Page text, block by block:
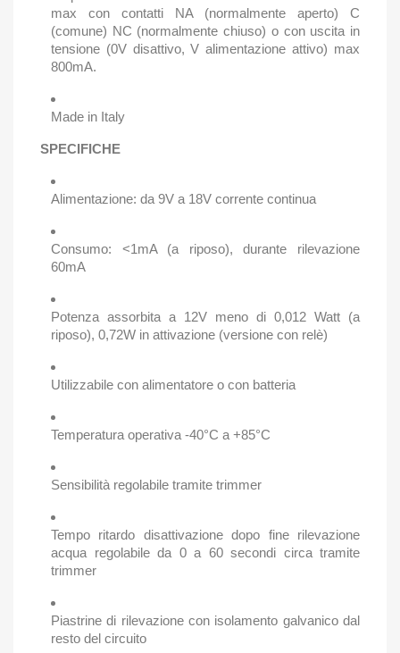
max con contatti NA (normalmente aperto) C
(comune) NC (normalmente chiuso) o con uscita in
tensione (0V disattivo, V alimentazione attivo) max
800mA.
Made in Italy
SPECIFICHE
Alimentazione: da 9V a 18V corrente continua
Consumo: <1mA (a riposo), durante rilevazione
60mA
Potenza assorbita a 12V meno di 0,012 Watt (a
riposo), 0,72W in attivazione (versione con relè)
Utilizzabile con alimentatore o con batteria
Temperatura operativa -40°C a +85°C
Sensibilità regolabile tramite trimmer
Tempo ritardo disattivazione dopo fine rilevazione
acqua regolabile da 0 a 60 secondi circa tramite
trimmer
Piastrine di rilevazione con isolamento galvanico dal
resto del circuito